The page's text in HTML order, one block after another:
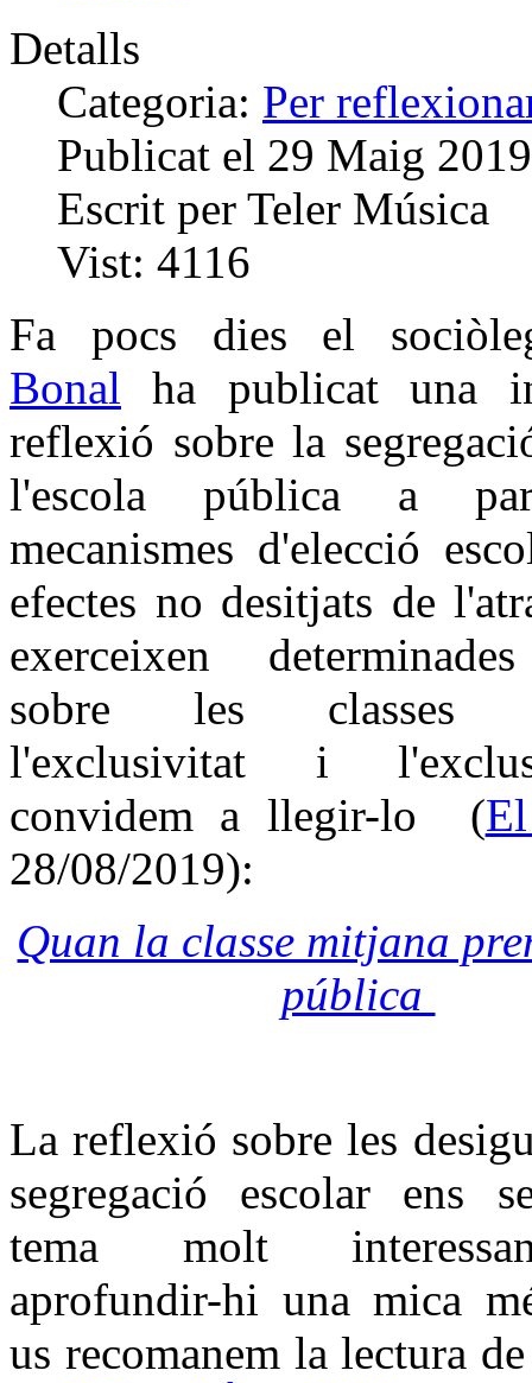
Detalls
Categoria: Per
Publicat el 29 Maig 2019
Escrit per Teler Música
Vist: 4116
Fa pocs dies el
Bonal ha publicat una
reflexió sobre la
l'escola pública a
mecanismes d'elecció
efectes no desitjats de
exerceixen
sobre les classes
l'exclusivitat i
convidem a llegir-lo (
28/08/2019):
Quan la classe mitjana
pública
La reflexió sobre les
segregació escolar ens
tema molt
aprofundir-hi una mica
us recomanem la lectura